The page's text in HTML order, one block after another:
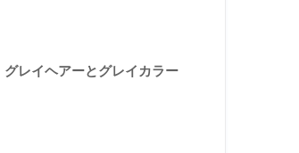
グレイヘアーとグレイカラー